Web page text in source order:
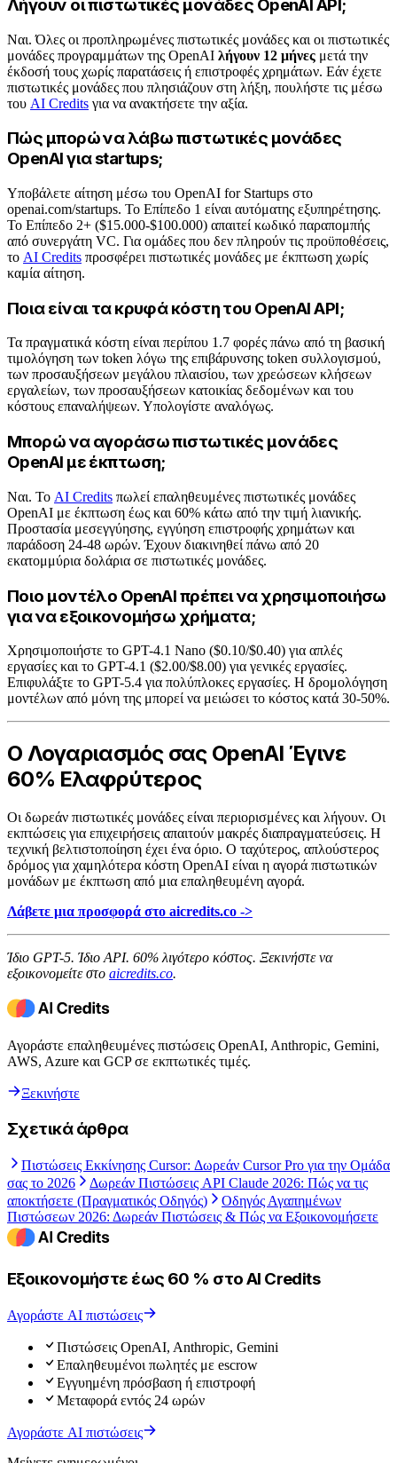
Λήγουν οι πιστωτικές μονάδες OpenAI API;
Ναι. Όλες οι προπληρωμένες πιστωτικές μονάδες και οι πιστωτικές
μονάδες προγραμμάτων της OpenAI λήγουν 12 μήνες μετά την
έκδοσή τους χωρίς παρατάσεις ή επιστροφές χρημάτων. Εάν έχετε
πιστωτικές μονάδες που πλησιάζουν στη λήξη, πουλήστε τις μέσω
του AI Credits για να ανακτήσετε την αξία.
Πώς μπορώ να λάβω πιστωτικές μονάδες
OpenAI για startups;
Υποβάλετε αίτηση μέσω του OpenAI for Startups στο
openai.com/startups. Το Επίπεδο 1 είναι αυτόματης εξυπηρέτησης.
Το Επίπεδο 2+ ($15.000-$100.000) απαιτεί κωδικό παραπομπής
από συνεργάτη VC. Για ομάδες που δεν πληρούν τις προϋποθέσεις,
το AI Credits προσφέρει πιστωτικές μονάδες με έκπτωση χωρίς
καμία αίτηση.
Ποια είναι τα κρυφά κόστη του OpenAI API;
Τα πραγματικά κόστη είναι περίπου 1.7 φορές πάνω από τη βασική
τιμολόγηση των token λόγω της επιβάρυνσης token συλλογισμού,
των προσαυξήσεων μεγάλου πλαισίου, των χρεώσεων κλήσεων
εργαλείων, των προσαυξήσεων κατοικίας δεδομένων και του
κόστους επαναλήψεων. Υπολογίστε αναλόγως.
Μπορώ να αγοράσω πιστωτικές μονάδες
OpenAI με έκπτωση;
Ναι. Το AI Credits πωλεί επαληθευμένες πιστωτικές μονάδες
OpenAI με έκπτωση έως και 60% κάτω από την τιμή λιανικής.
Προστασία μεσεγγύησης, εγγύηση επιστροφής χρημάτων και
παράδοση 24-48 ωρών. Έχουν διακινηθεί πάνω από 20
εκατομμύρια δολάρια σε πιστωτικές μονάδες.
Ποιο μοντέλο OpenAI πρέπει να χρησιμοποιήσω
για να εξοικονομήσω χρήματα;
Χρησιμοποιήστε το GPT-4.1 Nano ($0.10/$0.40) για απλές
εργασίες και το GPT-4.1 ($2.00/$8.00) για γενικές εργασίες.
Επιφυλάξτε το GPT-5.4 για πολύπλοκες εργασίες. Η δρομολόγηση
μοντέλων από μόνη της μπορεί να μειώσει το κόστος κατά 30-50%.
Ο Λογαριασμός σας OpenAI Έγινε
60% Ελαφρύτερος
Οι δωρεάν πιστωτικές μονάδες είναι περιορισμένες και λήγουν. Οι
εκπτώσεις για επιχειρήσεις απαιτούν μακρές διαπραγματεύσεις. Η
τεχνική βελτιστοποίηση έχει ένα όριο. Ο ταχύτερος, απλούστερος
δρόμος για χαμηλότερα κόστη OpenAI είναι η αγορά πιστωτικών
μονάδων με έκπτωση από μια επαληθευμένη αγορά.
Λάβετε μια προσφορά στο aicredits.co ->
Ίδιο GPT-5. Ίδιο API. 60% λιγότερο κόστος. Ξεκινήστε να
εξοικονομείτε στο aicredits.co.
Αγοράστε επαληθευμένες πιστώσεις OpenAI, Anthropic, Gemini,
AWS, Azure και GCP σε εκπτωτικές τιμές.
Ξεκινήστε
Σχετικά άρθρα
Πιστώσεις Εκκίνησης Cursor: Δωρεάν Cursor Pro για την Ομάδα
σας το 2026
Δωρεάν Πιστώσεις API Claude 2026: Πώς να τις
αποκτήσετε (Πραγματικός Οδηγός)
Οδηγός Αγαπημένων
Πιστώσεων 2026: Δωρεάν Πιστώσεις & Πώς να Εξοικονομήσετε
Εξοικονομήστε έως 60 % στο AI Credits
Αγοράστε AI πιστώσεις
Πιστώσεις OpenAI, Anthropic, Gemini
Επαληθευμένοι πωλητές με escrow
Εγγυημένη πρόσβαση ή επιστροφή
Μεταφορά εντός 24 ωρών
Αγοράστε AI πιστώσεις